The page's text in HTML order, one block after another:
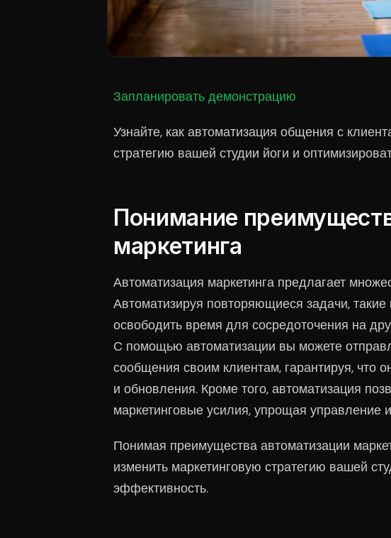
Запланировать демонстрацию
Узнайте, как автоматизация общения с
стратегию вашей студии йоги и
Понимание
маркетинга
Автоматизация маркетинга предлагает
Автоматизируя повторяющиеся задачи,
освободить время для сосредоточения на
С помощью автоматизации вы можете
сообщения своим клиентам, гарантируя,
и обновления. Кроме того, автоматизация
маркетинговые усилия, упрощая управление
Понимая преимущества автоматизации
изменить маркетинговую стратегию вашей
эффективность.